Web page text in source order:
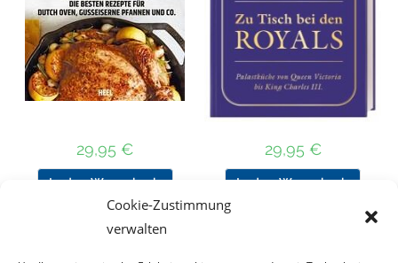
Cookie-Zustimmung
verwalten
29,95 €
In den Warenkorb
29,95 €
In den Warenkorb